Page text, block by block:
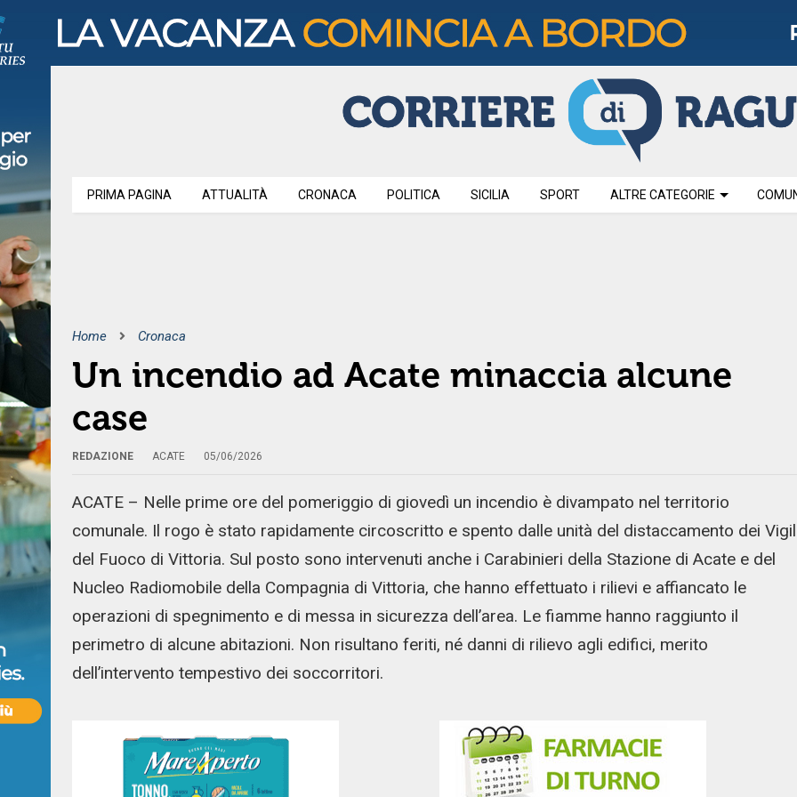
PRIMA PAGINA ATTUALITÀ CRONACA POLITICA SICILIA SPORT ALTRE CATEGORIE
Home Cronaca
Un incendio ad Acate minaccia alcune
case
REDAZIONE ACATE 05/06/2026
ACATE – Nelle prime ore del pomeriggio di giovedì un incendio è divampato nel territorio
comunale. Il rogo è stato rapidamente circoscritto e spento dalle unità del distaccamento dei
del Fuoco di Vittoria. Sul posto sono intervenuti anche i Carabinieri della Stazione di Acate e del
Nucleo Radiomobile della Compagnia di Vittoria, che hanno effettuato i rilievi e affiancato le
operazioni di spegnimento e di messa in sicurezza dell’area. Le fiamme hanno raggiunto il
perimetro di alcune abitazioni. Non risultano feriti, né danni di rilievo agli edifici, merito
dell’intervento tempestivo dei soccorritori.